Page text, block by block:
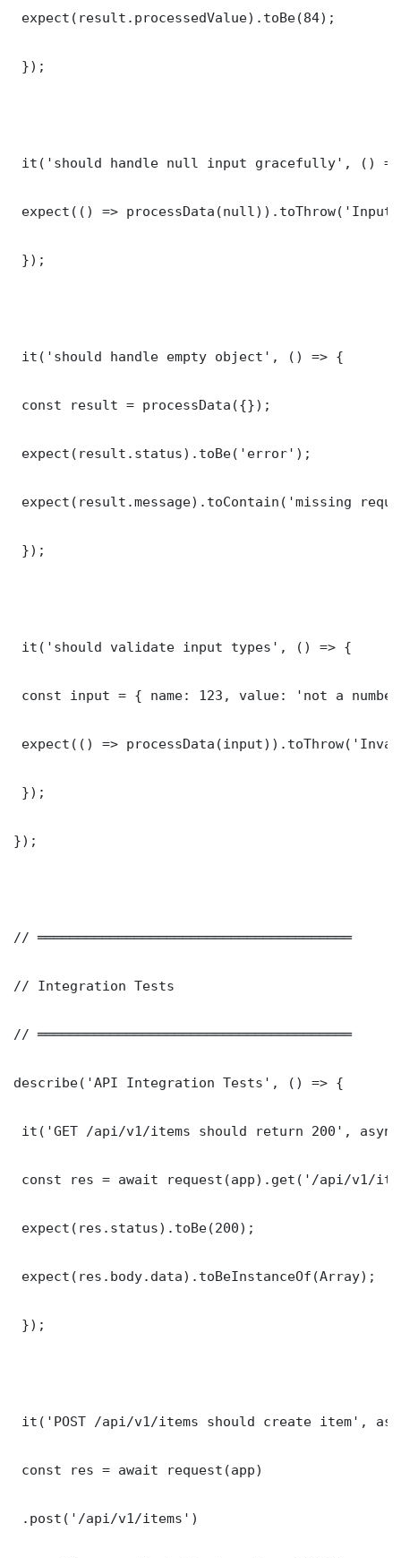
expect(result.processedValue).toBe(84);
});
it('should handle null input gracefully', ()
expect(() =>
});
it('should handle empty object', () => {
const result = processData({});
expect(result.status).toBe('error');
expect(result.message).toContain('missing
});
it('should validate input types', () => {
const input = { name: 123, value: 'not a
expect(() =>
});
});
// ═══════════════════════════════════════
// Integration Tests
// ═══════════════════════════════════════
describe('API Integration Tests', () => {
it('GET /api/v1/items should return 200',
const res = await request(app).get('/api/v1/
expect(res.status).toBe(200);
expect(res.body.data).toBeInstanceOf(Array);
});
it('POST /api/v1/items should create item',
const res = await request(app)
.post('/api/v1/items')